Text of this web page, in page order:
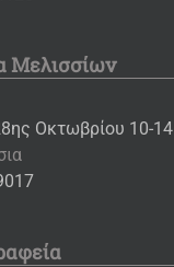
Μελισσίων
Οκτωβρίου 10-14